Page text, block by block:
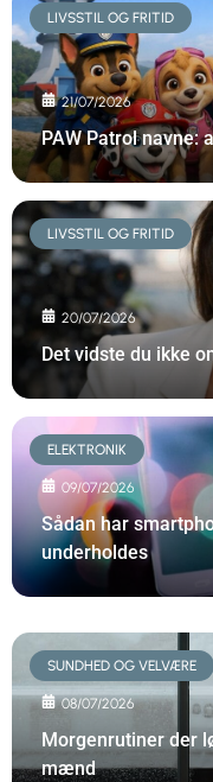
LIVSSTIL OG FRITID
21/07/2026
PAW Patrol navne:
LIVSSTIL OG FRITID
20/07/2026
Det vidste du ikke
ELEKTRONIK
09/07/2026
Sådan har
underholdes
SUNDHED OG VELVÆRE
08/07/2026
Morgenrutiner der
mænd